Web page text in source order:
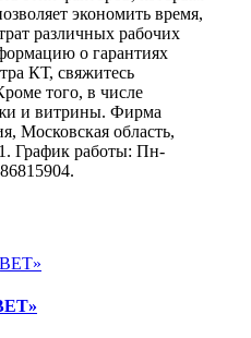
экономить время,
различных рабочих
о гарантиях
КТ, свяжитесь
того, в числе
и витрины. Фирма
Московская область,
График работы: Пн-